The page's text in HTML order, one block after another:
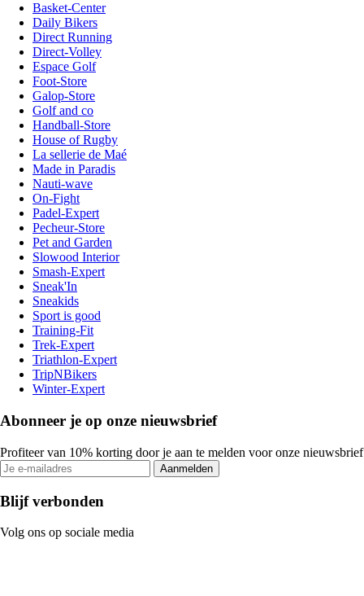
Basket-Center
Daily Bikers
Direct Running
Direct-Volley
Espace Golf
Foot-Store
Galop-Store
Golf and co
Handball-Store
House of Rugby
La sellerie de Maé
Made in Paradis
Nauti-wave
On-Fight
Padel-Expert
Pecheur-Store
Pet and Garden
Slowood Interior
Smash-Expert
Sneak'In
Sneakids
Sport is good
Training-Fit
Trek-Expert
Triathlon-Expert
TripNBikers
Winter-Expert
Abonneer je op onze nieuwsbrief
Profiteer van 10% korting door je aan te melden voor onze nieuwsbrief
Aanmelden
Blijf verbonden
Volg ons op sociale media